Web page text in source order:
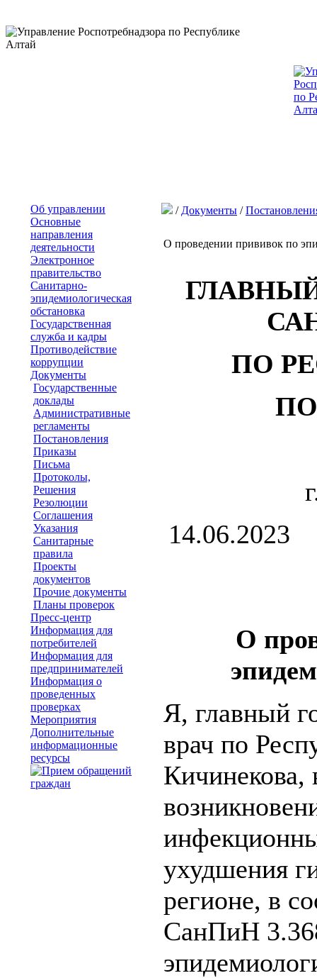
Об управлении
Основные
направления
деятельности
Электронное
правительство
Санитарно-
эпидемиологическая
обстановка
Государственная
служба и кадры
Противодействие
коррупции
Документы
Государственные
доклады
Административные
регламенты
Постановления
Приказы
Письма
Протоколы,
Решения
Резолюции
Соглашения
Указания
Санитарные
правила
Проекты
документов
Прочие документы
Планы проверок
Пресс-центр
Информация для
потребителей
Информация для
предпринимателей
Информация о
проведенных
проверках
Мероприятия
Дополнительные
информационные
ресурсы
/ Документы /
О проведении прививок по
ПО
О
Я, главный
врач по
Кичинекова,
ухудшения
регионе, в
СанПиН